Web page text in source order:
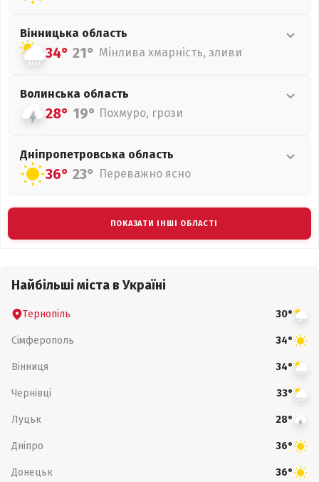
Вінницька область
34° 21° Мінлива хмарність, зливи
Волинська область
28° 19° Похмуро, грози
Дніпропетровська область
36° 23° Переважно ясно
ПОКАЗАТИ ІНШІ ОБЛАСТІ
Найбільші міста в Україні
Тернопіль 30°
Сімферополь 34°
Вінниця 34°
Чернівці 33°
Луцьк 28°
Дніпро 36°
Донецьк 36°